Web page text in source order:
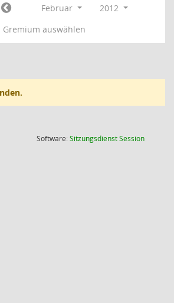
Februar
2012
Gremium auswählen
Software:SitzungsdienstSession(Wird in